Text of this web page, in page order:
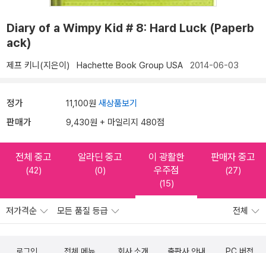
Diary of a Wimpy Kid # 8: Hard Luck (Paperb
ack)
제프 키니(지은이) Hachette Book Group USA 2014-06-03
정가 11,100원 새상품보기
판매가 9,430원 + 마일리지 480점
전체 중고
(42)
알라딘 중고
(0)
이 광활한
우주점
(15)
판매자 중고
(27)
저가격순 모든 품질 등급 전체